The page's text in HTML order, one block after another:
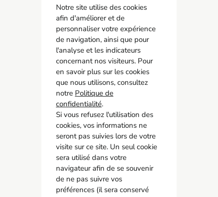
AMCO BTP
05 55 11 21 00
6 Allée Duke Ellington
87067 Limoges
Accès rapide
Contact
Recrutement
Adhérer
Notre site utilise des cookies
afin d'améliorer et de
personnaliser votre expérience
de navigation, ainsi que pour
l'analyse et les indicateurs
concernant nos visiteurs. Pour
en savoir plus sur les cookies
que nous utilisons, consultez
notre Politique de
confidentialité.
Si vous refusez l'utilisation des
cookies, vos informations ne
seront pas suivies lors de votre
visite sur ce site. Un seul cookie
sera utilisé dans votre
navigateur afin de se souvenir
de ne pas suivre vos
préférences (il sera conservé